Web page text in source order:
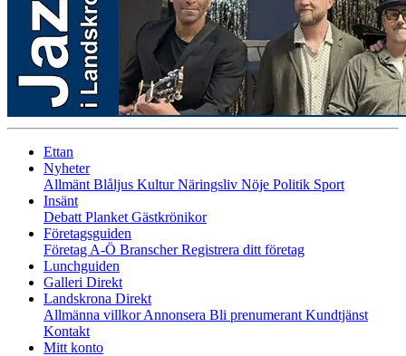
Ettan
Nyheter
Allmänt Blåljus KulturNäringsliv Nöje Politik Sport
Insänt
Debatt Planket Gästkrönikor
Företagsguiden
Företag A-Ö BranscherRegistrera ditt företag
Lunchguiden
Galleri Direkt
Landskrona Direkt
Allmänna villkorAnnonsera Bli prenumerant Kundtjänst
Kontakt
Mitt konto